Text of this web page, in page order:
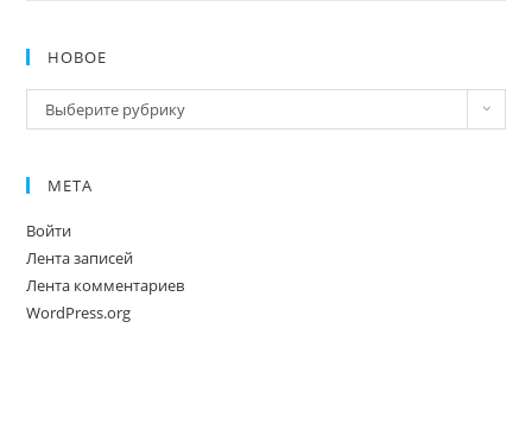
НОВОЕ
Новое
Выберите рубрику
МЕТА
Войти
Лента записей
Лента комментариев
WordPress.org